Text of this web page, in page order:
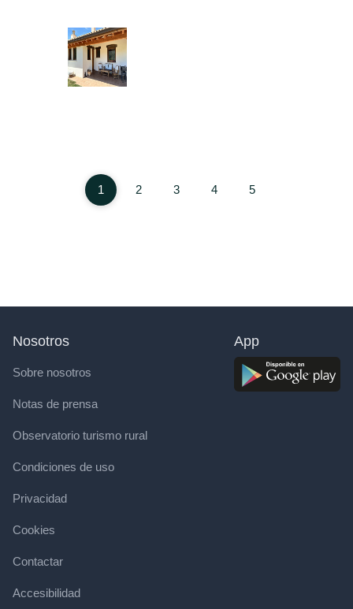
1 2 3 4 5
Nosotros
Sobre nosotros
Notas de prensa
Observatorio turismo rural
Condiciones de uso
Privacidad
Cookies
Contactar
Accesibilidad
App